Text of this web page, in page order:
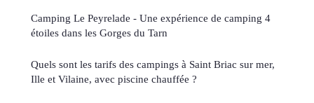
Camping Le Peyrelade - Une expérience de camping 4
étoiles dans les Gorges du Tarn
Quels sont les tarifs des campings à Saint Briac sur mer,
Ille et Vilaine, avec piscine chauffée ?